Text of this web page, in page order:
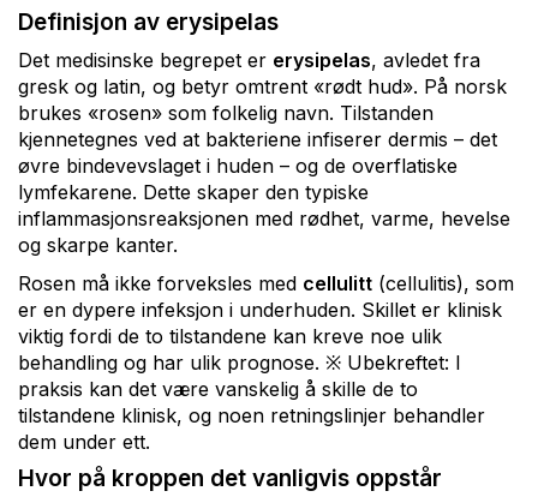
Definisjon av erysipelas
Det medisinske begrepet er erysipelas, avledet fra
gresk og latin, og betyr omtrent «rødt hud». På norsk
brukes «rosen» som folkelig navn. Tilstanden
kjennetegnes ved at bakteriene infiserer dermis – det
øvre bindevevslaget i huden – og de overflatiske
lymfekarene. Dette skaper den typiske
inflammasjonsreaksjonen med rødhet, varme, hevelse
og skarpe kanter.
Rosen må ikke forveksles med cellulitt (cellulitis), som
er en dypere infeksjon i underhuden. Skillet er klinisk
viktig fordi de to tilstandene kan kreve noe ulik
behandling og har ulik prognose. ※ Ubekreftet: I
praksis kan det være vanskelig å skille de to
tilstandene klinisk, og noen retningslinjer behandler
dem under ett.
Hvor på kroppen det vanligvis oppstår